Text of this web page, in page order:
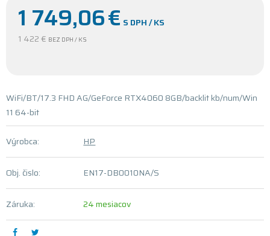
1 749,06€ S DPH / KS
1 422 € BEZ DPH / KS
WiFi/BT/17.3 FHD AG/GeForce RTX4060 8GB/backlit kb/num/Win
11 64-bit
Výrobca: HP
Obj. čislo: EN17-DB0010NA/S
Záruka: 24 mesiacov